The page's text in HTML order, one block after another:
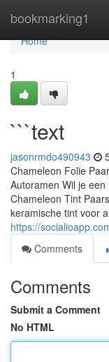
bookmarking1
Home
Home
1
```text
jasonrmdo490943
Chameleon Folie
Autoramen Wil je
Chameleon Tint
keramische tint voor
https://
Comments
Comments
Submit a Comment
No HTML